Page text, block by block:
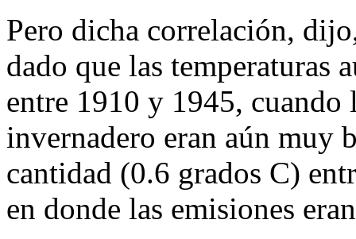
Pero dicha correlación,
dado que las temperaturas
entre 1910 y 1945, cuando
invernadero eran aún muy
cantidad (0.6 grados C)
en donde las emisiones